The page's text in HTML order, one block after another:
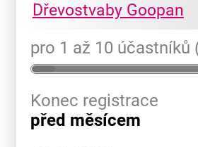
Dřevostvaby Goopan
pro 1 až 10 účastníků
Konec registrace
před měsícem